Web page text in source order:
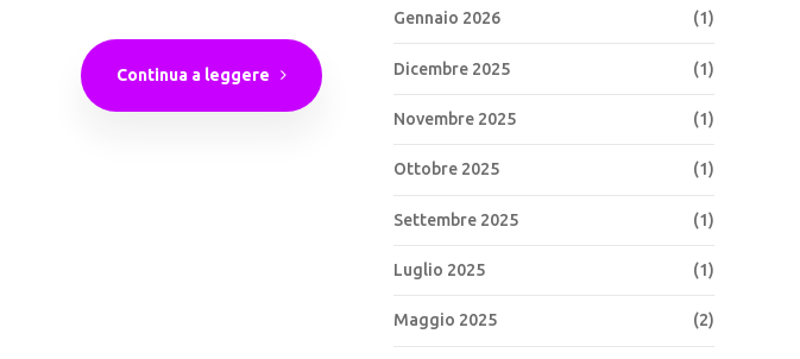
Continua a leggere
Gennaio 2026 (1)
Dicembre 2025 (1)
Novembre 2025 (1)
Ottobre 2025 (1)
Settembre 2025 (1)
Luglio 2025 (1)
Maggio 2025 (2)